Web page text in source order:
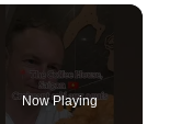
Now Playing